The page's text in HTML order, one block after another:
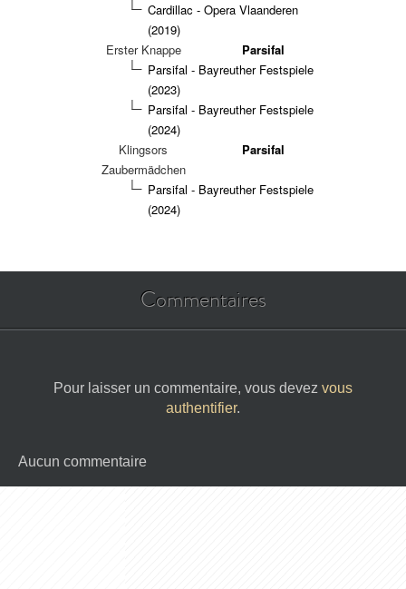
Cardillac - Opera Vlaanderen
(2019)
Erster Knappe
Parsifal
Parsifal - Bayreuther Festspiele
(2023)
Parsifal - Bayreuther Festspiele
(2024)
Klingsors
Zaubermädchen
Parsifal
Parsifal - Bayreuther Festspiele
(2024)
Commentaires
Pour laisser un commentaire, vous devez vous
authentifier.
Aucun commentaire